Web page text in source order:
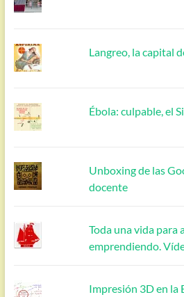
Langreo, la capital
Ébola: culpable, el
Unboxing de las
docente
Toda una vida para
emprendiendo.
Impresión 3D en la